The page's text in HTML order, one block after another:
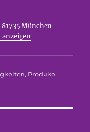
München
anzeigen
, Produke